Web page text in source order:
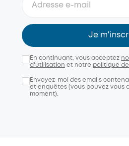
Je
En continuant, vous acceptez
d'utilisation et notre politique
Envoyez-moi des emails
et enquêtes (vous pouvez vous
moment).